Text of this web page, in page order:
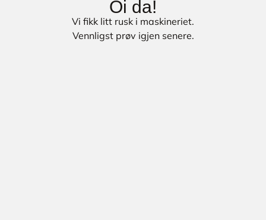
Oi da!
Vi fikk litt rusk i maskineriet.
Vennligst prøv igjen senere.